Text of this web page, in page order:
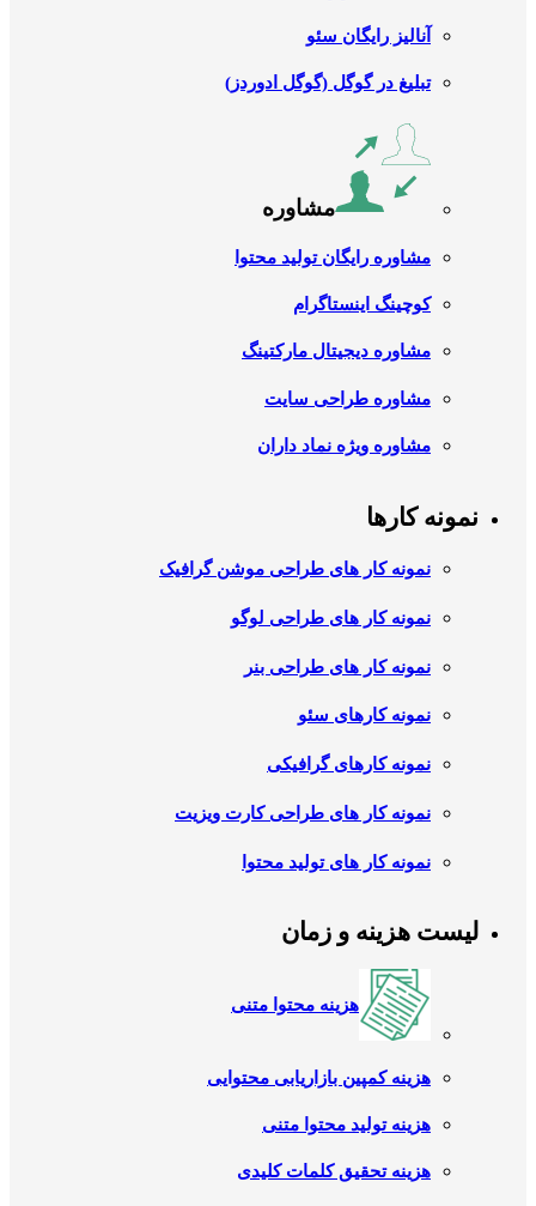
آنالیز رایگان سئو
تبلیغ در گوگل (گوگل ادوردز)
مشاوره
مشاوره رایگان تولید محتوا
کوچینگ اینستاگرام
مشاوره دیجیتال مارکتینگ
مشاوره طراحی سایت
مشاوره ویژه نماد داران
نمونه کارها
نمونه کار های طراحی موشن گرافیک
نمونه کار های طراحی لوگو
نمونه کار های طراحی بنر
نمونه کارهای سئو
نمونه کارهای گرافیکی
نمونه کار های طراحی کارت ویزیت
نمونه کار های تولید محتوا
لیست هزینه و زمان
هزینه محتوا متنی
هزینه کمپین بازاریابی محتوایی
هزینه تولید محتوا متنی
هزینه تحقیق کلمات کلیدی